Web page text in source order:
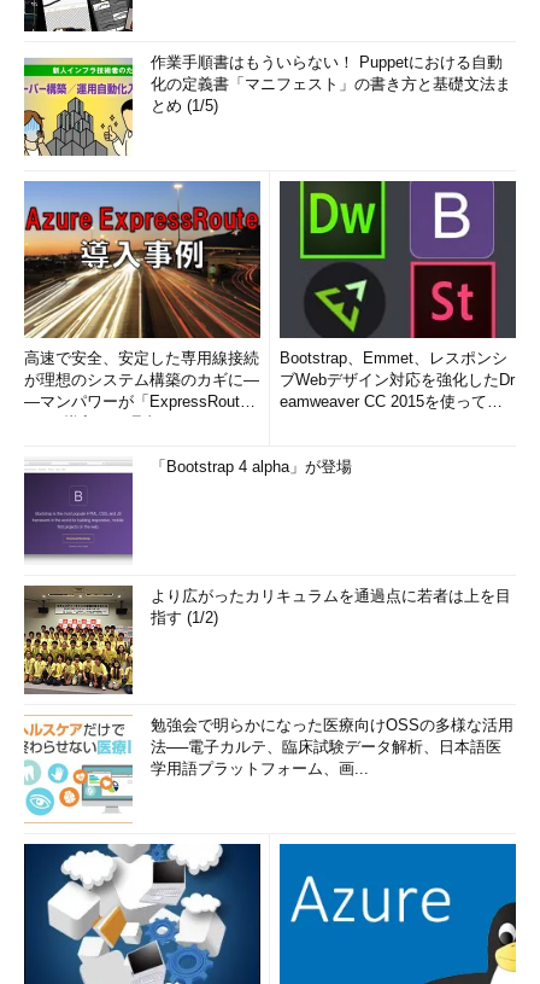
作業手順書はもういらない！ Puppetにおける自動
化の定義書「マニフェスト」の書き方と基礎文法ま
とめ (1/5)
高速で安全、安定した専用線接続
が理想のシステム構築のカギに―
―マンパワーが「ExpressRout
Bootstrap、Emmet、レスポンシ
ブWebデザイン対応を強化したDr
eamweaver CC 2015を使って
「Bootstrap 4 alpha」が登場
より広がったカリキュラムを通過点に若者は上を目
指す (1/2)
勉強会で明らかになった医療向けOSSの多様な活用
法──電子カルテ、臨床試験データ解析、日本語医
学用語プラットフォーム、画...